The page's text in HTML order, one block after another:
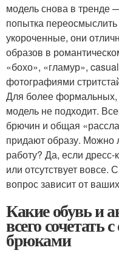
модель снова в тренде
попытка
укороченные, они
образов в
«бохо», «гламур»,
фотографиями
Для более формальных,
модель не подходит.
брючин и общая
придают образу. Можно
работу? Да, если
или отсутствует вовсе.
вопрос зависит от
Какие обувь и
всего
брюками